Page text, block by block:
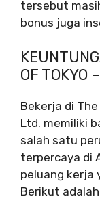
tersebut
bonus juga
OF TOKYO
Bekerja di
Ltd. memiliki
salah satu
terpercaya di
peluang kerja
Berikut